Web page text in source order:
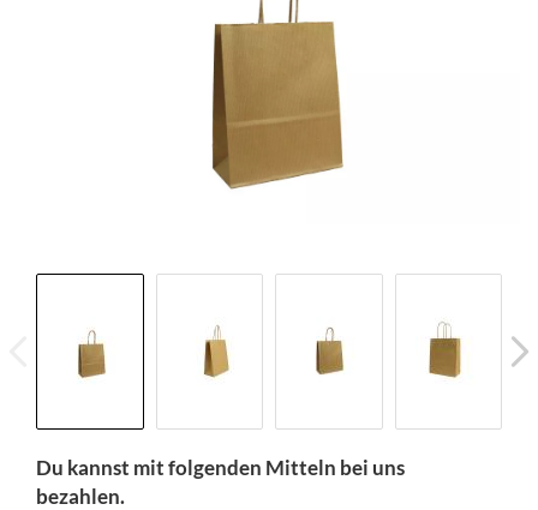
Du kannst mit folgenden Mitteln bei uns
bezahlen.